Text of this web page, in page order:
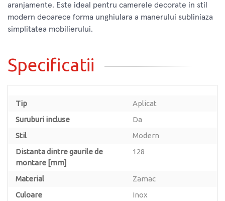
aranjamente. Este ideal pentru camerele decorate in stil
modern deoarece forma unghiulara a manerului subliniaza
simplitatea mobilierului.
Specificatii
Tip
Aplicat
Suruburi incluse
Da
Stil
Modern
Distanta dintre gaurile de
montare [mm]
128
Material
Zamac
Culoare
Inox